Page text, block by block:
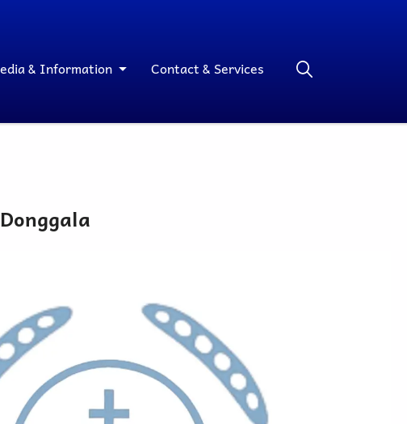
& Information
Contact & Services